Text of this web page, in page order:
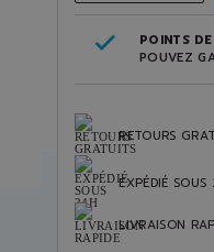
POINTS
POUVEZ
RETOURS
EXPÉDIÉ SOUS
LIVRAISON